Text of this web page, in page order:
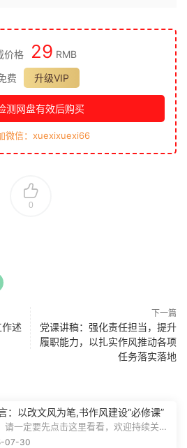
价格 29 RMB
费
升级VIP
测网盘有效后购买
微信：xuexixuexi66
0
述
下一篇
党课讲稿：强化责任担当，提升
履职能力，以扎实作风推动各项
任务落实落地
：以改文风为笔,书作风建设“必修课”
请一定要先点击这里看看，欢迎持续关
模板每天推送预览结束，本文...
07-30